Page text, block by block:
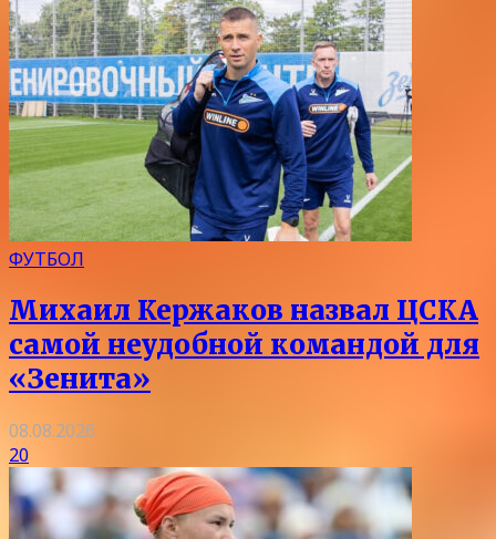
ФУТБОЛ
Михаил Кержаков назвал ЦСКА
самой неудобной командой для
«Зенита»
08.08.2026
20